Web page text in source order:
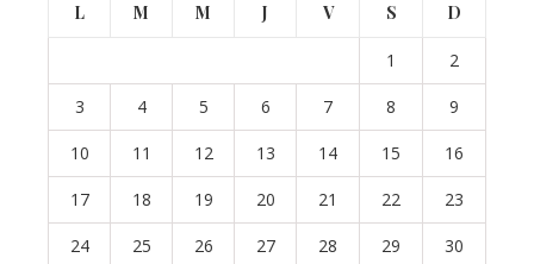
L M M J V S D
1 2
3 4 5 6 7 8 9
10 11 12 13 14 15 16
17 18 19 20 21 22 23
24 25 26 27 28 29 30